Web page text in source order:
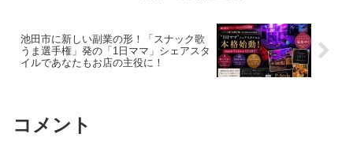
池田市に新しい副業の形！「スナック歌
うま選手権」発の「1日ママ」シェアスタ
イルであなたもお店の主役に！
コメント